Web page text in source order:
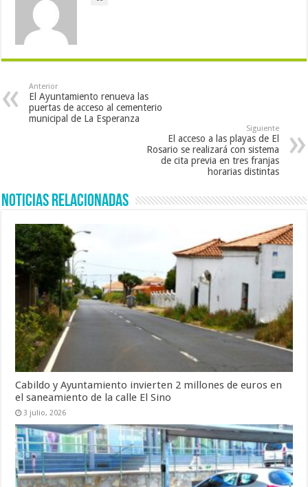
Anterior
El Ayuntamiento renueva las
puertas de acceso al cementerio
municipal de La Esperanza
Siguiente
El acceso a las playas de El
Rosario se realizará con sistema
de cita previa en tres franjas
horarias distintas
Noticias Relacionadas
Cabildo y Ayuntamiento invierten 2 millones de euros en
el saneamiento de la calle El Sino
3 julio, 2026